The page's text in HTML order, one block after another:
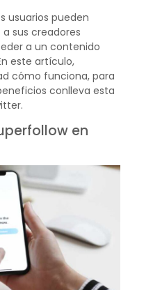
usuarios pueden
sus creadores
a un contenido
este artículo,
cómo funciona, para
conlleva esta
en